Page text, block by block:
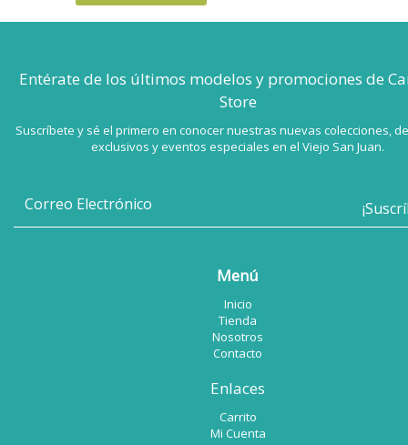
Entérate de los últimos modelos y promociones de
Store
Suscríbete y sé el primero en conocer nuestras nuevas colecciones,
exclusivos y eventos especiales en el Viejo San Juan.
Menú
Inicio
Tienda
Nosotros
Contacto
Enlaces
Carrito
Mi Cuenta